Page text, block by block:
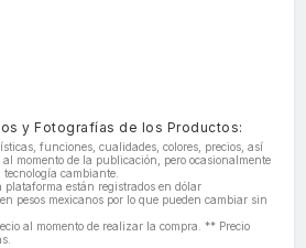
y Fotografías de los Productos:
funciones, cualidades, colores, precios, así
momento de la publicación, pero ocasionalmente
cambiante.
están registrados en dólar
pesos mexicanos por lo que pueden cambiar sin
al momento de realizar la compra. ** Precio